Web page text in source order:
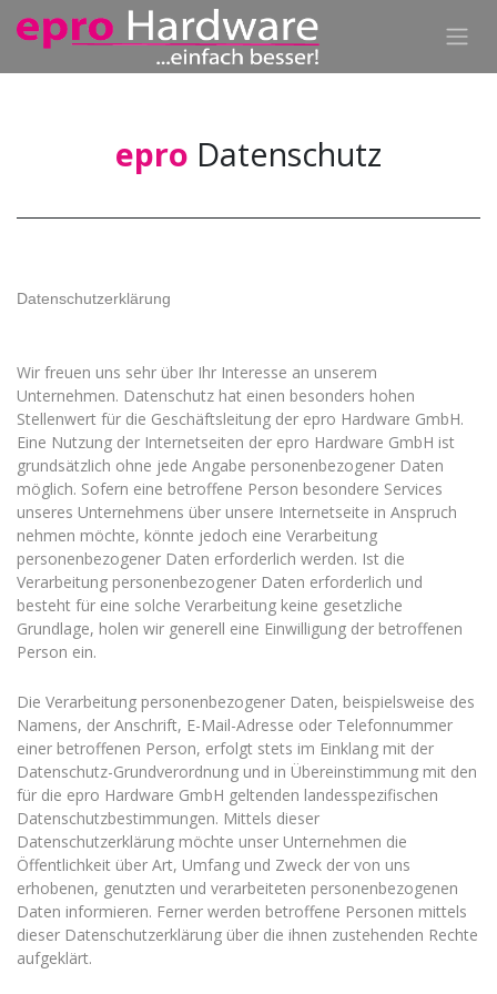
epro Datenschutz
Datenschutzerklärung
Wir freuen uns sehr über Ihr Interesse an unserem
Unternehmen. Datenschutz hat einen besonders hohen
Stellenwert für die Geschäftsleitung der epro Hardware GmbH.
Eine Nutzung der Internetseiten der epro Hardware GmbH ist
grundsätzlich ohne jede Angabe personenbezogener Daten
möglich. Sofern eine betroffene Person besondere Services
unseres Unternehmens über unsere Internetseite in Anspruch
nehmen möchte, könnte jedoch eine Verarbeitung
personenbezogener Daten erforderlich werden. Ist die
Verarbeitung personenbezogener Daten erforderlich und
besteht für eine solche Verarbeitung keine gesetzliche
Grundlage, holen wir generell eine Einwilligung der betroffenen
Person ein.
Die Verarbeitung personenbezogener Daten, beispielsweise des
Namens, der Anschrift, E-Mail-Adresse oder Telefonnummer
einer betroffenen Person, erfolgt stets im Einklang mit der
Datenschutz-Grundverordnung und in Übereinstimmung mit den
für die epro Hardware GmbH geltenden landesspezifischen
Datenschutzbestimmungen. Mittels dieser
Datenschutzerklärung möchte unser Unternehmen die
Öffentlichkeit über Art, Umfang und Zweck der von uns
erhobenen, genutzten und verarbeiteten personenbezogenen
Daten informieren. Ferner werden betroffene Personen mittels
dieser Datenschutzerklärung über die ihnen zustehenden Rechte
aufgeklärt.